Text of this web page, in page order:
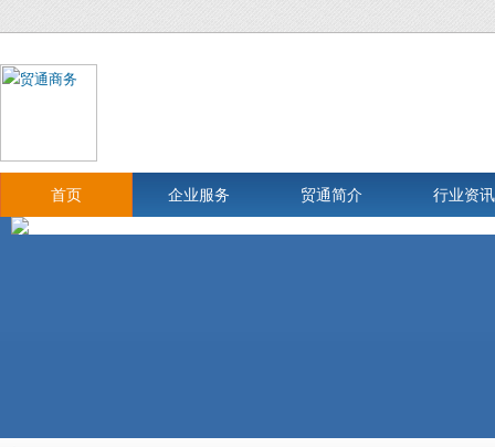
首页 企业服务 贸通简介 行业资讯